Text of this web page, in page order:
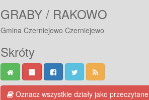
GRABY / RAKOWO
Gmina Czerniejewo Czerniejewo
Skróty
Oznacz wszystkie działy jako przeczytane